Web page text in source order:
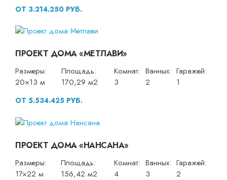
ОТ 3.214.250 РУБ.
ПРОЕКТ ДОМА «МЕТЛАВИ»
Размеры:
20×13 м
Площадь:
170,29 м2
Комнат:
3
Ванных:
2
Гаражей:
1
ОТ 5.534.425 РУБ.
ПРОЕКТ ДОМА «НАНСАНА»
Размеры:
17×22 м
Площадь:
156,42 м2
Комнат:
4
Ванных:
3
Гаражей:
2